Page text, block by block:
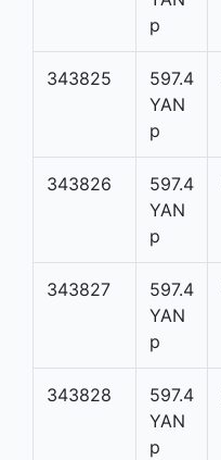
p
343825
597.4
YAN
p
343826
597.4
YAN
p
343827
597.4
YAN
p
343828
597.4
YAN
p